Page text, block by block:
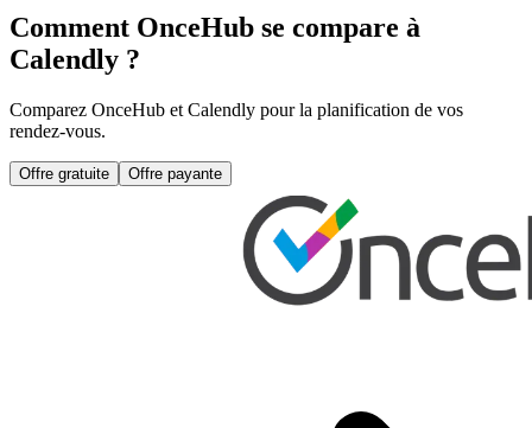
Comment OnceHub se compare à
Calendly ?
Comparez OnceHub et Calendly pour la planification de vos
rendez-vous.
Offre gratuite Offre payante